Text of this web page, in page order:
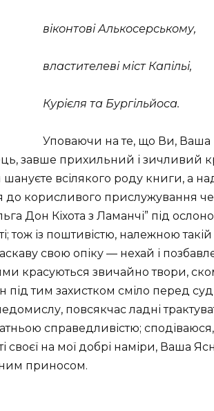
віконтові Алькосерському,
властителеві міст Капільі,
Курієля та Бургільйоса.
Уповаючи на те, що Ви, Ваша
завше прихильний і зичливий
всілякого роду книги, а
до корисливого прислужування
Дон Кіхота з Ламанчі” під
із поштивістю, належною такій
свою опіку — нехай і
красуються звичайно твори,
під тим захистком сміло перед
повсякчас ладні
справедливістю;
на мої добрі наміри, Ваша
приносом.